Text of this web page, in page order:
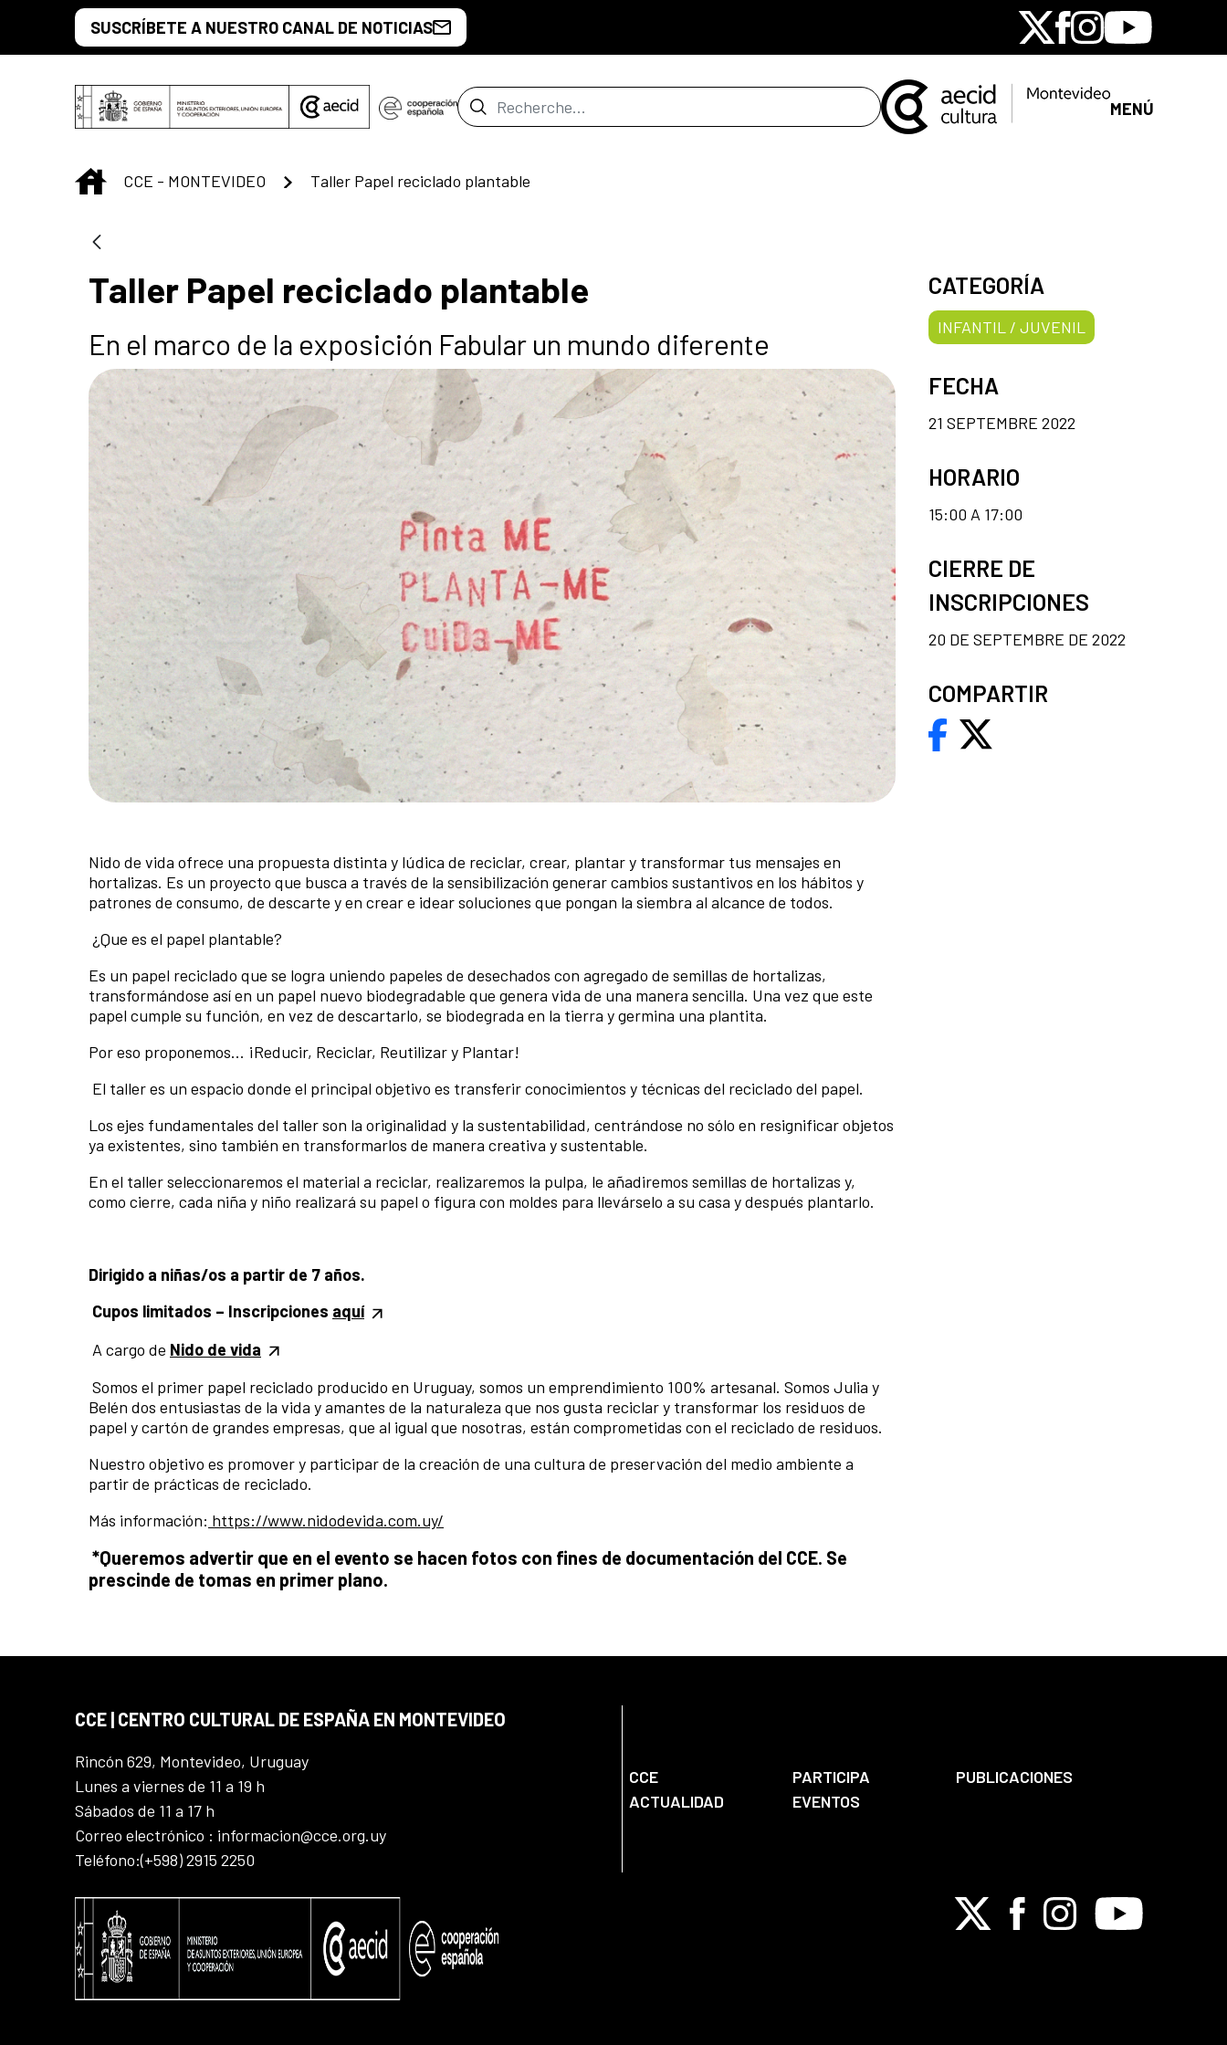
Saut au contenu principal
SUSCRÍBETE A NUESTRO CANAL DE NOTICIAS X Facebook
Instagram
Youtube
Barre de recherche MENÚ
INICIO
CCE - MONTEVIDEO Taller Papel reciclado plantable
Taller Papel reciclado plantable
En el marco de la exposición Fabular un mundo diferente
Nido de vida ofrece una propuesta distinta y lúdica de reciclar, crear, plantar y transformar tus mensajes en
hortalizas. Es un proyecto que busca a través de la sensibilización generar cambios sustantivos en los hábitos y
patrones de consumo, de descarte y en crear e idear soluciones que pongan la siembra al alcance de todos.
¿Que es el papel plantable?
Es un papel reciclado que se logra uniendo papeles de desechados con agregado de semillas de hortalizas,
transformándose así en un papel nuevo biodegradable que genera vida de una manera sencilla. Una vez que este
papel cumple su función, en vez de descartarlo, se biodegrada en la tierra y germina una plantita.
Por eso proponemos... ¡Reducir, Reciclar, Reutilizar y Plantar!
El taller es un espacio donde el principal objetivo es transferir conocimientos y técnicas del reciclado del papel.
Los ejes fundamentales del taller son la originalidad y la sustentabilidad, centrándose no sólo en resignificar objetos
ya existentes, sino también en transformarlos de manera creativa y sustentable.
En el taller seleccionaremos el material a reciclar, realizaremos la pulpa, le añadiremos semillas de hortalizas y,
como cierre, cada niña y niño realizará su papel o figura con moldes para llevárselo a su casa y después plantarlo.
Dirigido a niñas/os a partir de 7 años.
Cupos limitados – Inscripciones aquí
A cargo de Nido de vida
Somos el primer papel reciclado producido en Uruguay, somos un emprendimiento 100% artesanal. Somos Julia y
Belén dos entusiastas de la vida y amantes de la naturaleza que nos gusta reciclar y transformar los residuos de
papel y cartón de grandes empresas, que al igual que nosotras, están comprometidas con el reciclado de residuos.
Nuestro objetivo es promover y participar de la creación de una cultura de preservación del medio ambiente a
partir de prácticas de reciclado.
Más información: https://www.nidodevida.com.uy/
*Queremos advertir que en el evento se hacen fotos con fines de documentación del CCE. Se
prescinde de tomas en primer plano.
CATEGORÍA
INFANTIL / JUVENIL
FECHA
21 SEPTEMBRE 2022
HORARIO
15:00 A 17:00
CIERRE DE
INSCRIPCIONES
20 DE SEPTEMBRE DE 2022
COMPARTIR
CCE | CENTRO CULTURAL DE ESPAÑA EN MONTEVIDEO
Rincón 629, Montevideo, Uruguay
Lunes a viernes de 11 a 19 h
Sábados de 11 a 17 h
Correo electrónico : informacion@cce.org.uy
Teléfono:(+598) 2915 2250
CCE PARTICIPA
PUBLICACIONES
ACTUALIDAD
EVENTOS
X FacebookInstagramYoutube